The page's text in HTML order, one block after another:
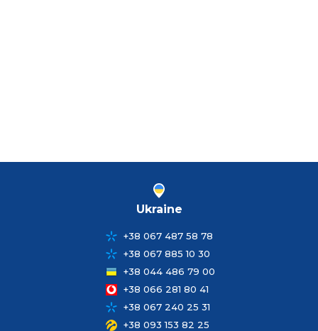
Ukraine
+38 067 487 58 78
+38 067 885 10 30
+38 044 486 79 00
+38 066 281 80 41
+38 067 240 25 31
+38 093 153 82 25